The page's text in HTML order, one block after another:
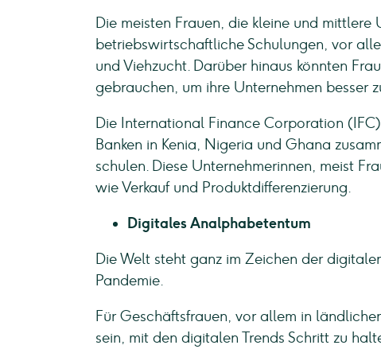
Die meisten Frauen, die kleine und mittlere
betriebswirtschaftliche Schulungen, vor
und Viehzucht. Darüber hinaus könnten
gebrauchen, um ihre Unternehmen besser
Die International Finance Corporation
Banken in Kenia, Nigeria und Ghana
schulen. Diese Unternehmerinnen, meist
wie Verkauf und Produktdifferenzierung.
Digitales Analphabetentum
Die Welt steht ganz im Zeichen der
Pandemie.
Für Geschäftsfrauen, vor allem in
sein, mit den digitalen Trends Schritt zu